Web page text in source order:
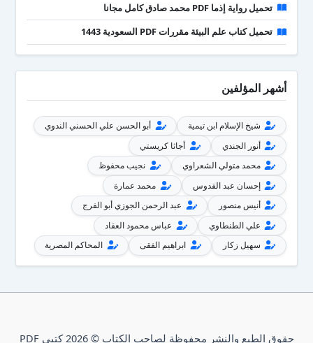
تحميل رواية إذما PDF محمد صادق كامل مجانا
تحميل كتاب علم البيئة مقررات PDF السعودية 1443
أشهر المؤلفين
شيخ الإسلام ابن تيمية
أبو الحسن علي الحسني الندوي
أنور الجندي
أجاثا كريستي
محمد متولي الشعراوي
نجيب محفوظ
إحسان عبد القدوس
محمد عمارة
أنيس منصور
عبد الرحمن الجوزي أبو الفرج
علي الطنطاوي
عباس محمود العقاد
سهيل زكار
ابراهيم الفقى المحاكم المصرية
حقوق الطبع والنشر محفوظة لصاحب الكتاب © 2026 كتبي PDF